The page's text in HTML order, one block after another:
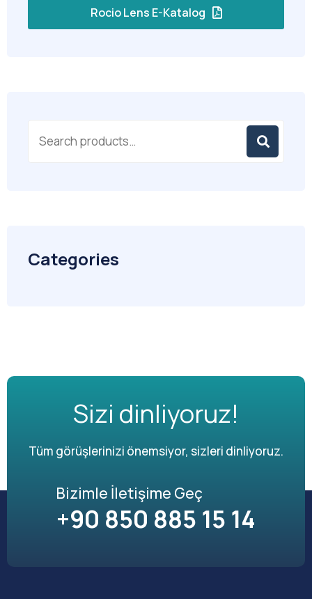
Rocio Lens E-Katalog
Categories
Sizi dinliyoruz!
Tüm görüşlerinizi önemsiyor, sizleri dinliyoruz.
Bizimle İletişime Geç
+90 850 885 15 14